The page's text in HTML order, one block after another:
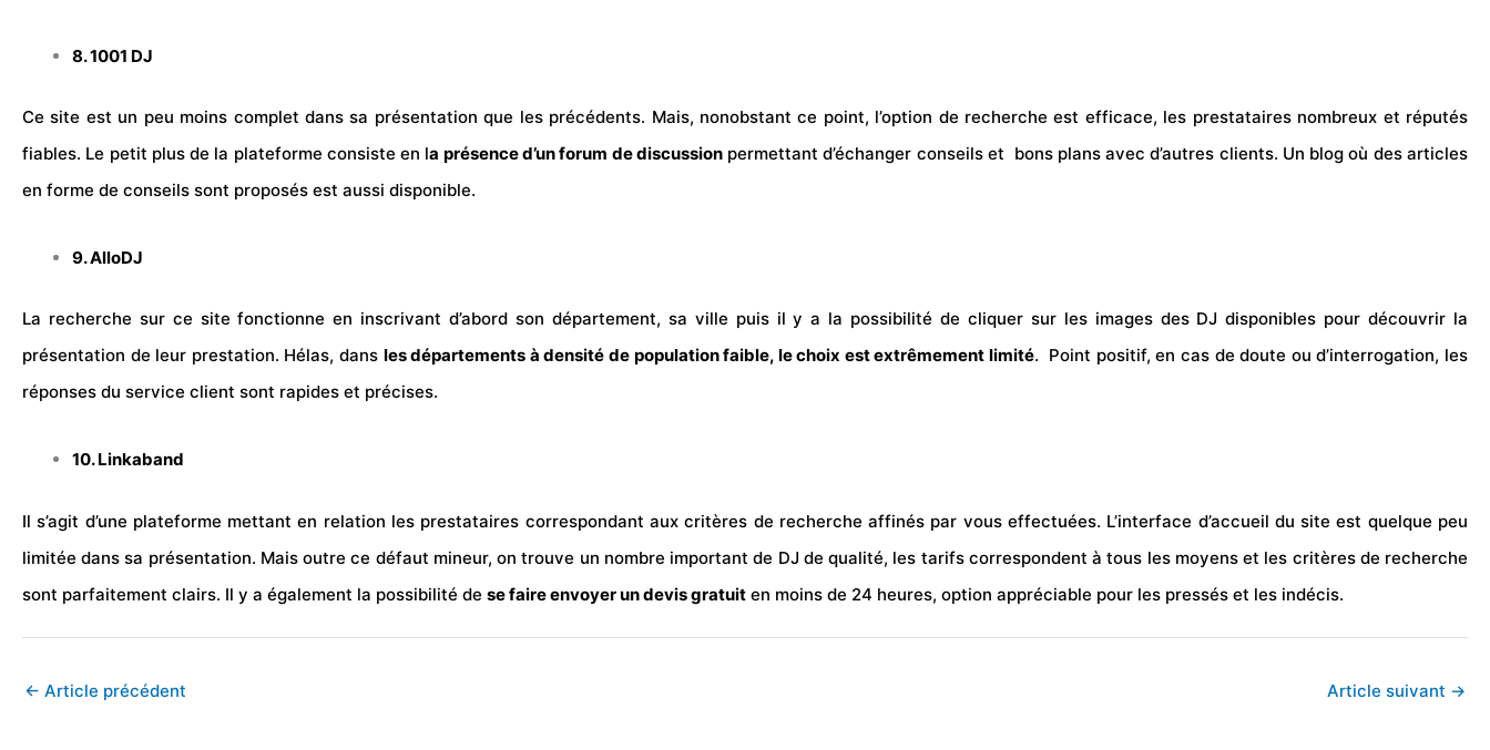
8. 1001 DJ
Ce site est un peu moins complet dans sa présentation que les précédents. Mais, nonobstant ce point, l’option de recherche est efficace, les prestataires nombreux et réputés
fiables. Le petit plus de la plateforme consiste en la présence d’un forum de discussionpermettant d’échanger conseils et bons plans avec d’autres clients. Un blog où des articles
en forme de conseils sont proposés est aussi disponible.
9. AlloDJ
La recherche sur ce site fonctionne en inscrivant d’abord son département, sa ville puis il y a la possibilité de cliquer sur les images des DJ disponibles pour découvrir la
présentation de leur prestation. Hélas, dans les départements à densité de population faible, le choix est extrêmement limité. Point positif, en cas de doute ou d’interrogation, les
réponses du service client sont rapides et précises.
10. Linkaband
Il s’agit d’une plateforme mettant en relation les prestataires correspondant aux critères de recherche affinés par vous effectuées. L’interface d’accueil du site est quelque peu
limitée dans sa présentation. Mais outre ce défaut mineur, on trouve un nombre important de DJ de qualité, les tarifs correspondent à tous les moyens et les critères de recherche
sont parfaitement clairs. Il y a également la possibilité de se faire envoyer undevisgratuit en moins de 24 heures, option appréciable pour les pressés et les indécis.
← Article précédent Article suivant →